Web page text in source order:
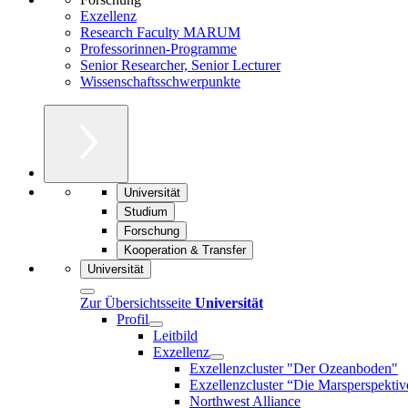
Exzellenz
Research Faculty MARUM
Professorinnen-Programme
Senior Researcher, Senior Lecturer
Wissenschaftsschwerpunkte
Universität
Studium
Forschung
Kooperation & Transfer
Universität
Zur Übersichtsseite Universität
Profil
Leitbild
Exzellenz
Exzellenzcluster "Der Ozeanboden"
Exzellenzcluster “Die
Northwest Alliance